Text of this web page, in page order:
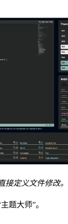
接定义文件修改。
题大师”。